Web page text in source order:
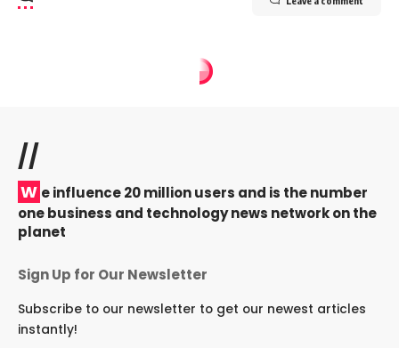
//
W e influence 20 million users and is the number
one business and technology news network on the
planet
Sign Up for Our Newsletter
Subscribe to our newsletter to get our newest articles
instantly!